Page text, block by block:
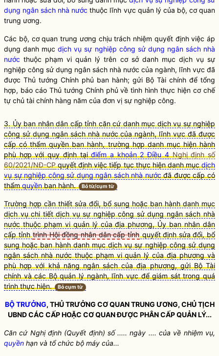
dụng ngân sách nhà nước thuộc lĩnh vực quản lý của bộ, cơ quan
trung ương.
Các bộ, cơ quan trung ương chịu trách nhiệm quyết định việc áp
dụng danh mụcdịch vụ sự nghiệp công sử dụng ngân sách nhà
nước thuộc phạm vi quản lý trên cơ sở danh mục dịch vụ sự
nghiệp công sử dụng ngân sách nhà nước của ngành, lĩnh vực đã
được Thủ tướng Chính phủ ban hành; gửi Bộ Tài chính để tổng
hợp, báo cáo Thủ tướng Chính phủ về tình hình thực hiện cơ chế
tự chủ tài chính hàng năm của đơn vị sự nghiệp công.
3. Ủy ban nhân dân cấp tỉnh căn cứ danh mục dịch vụ sự nghiệp
công sử dụng ngân sách nhà nước của ngành, lĩnh vực đã được
cấp có thẩm quyền ban hành, trường hợp danh mục hiện hành
phù hợp với quy định tạiđiểm a khoản 2 Điều 4 Nghị định số
60/2021/NĐ-CP quyết định việc tiếp tục thực hiện danh mụcdịch
vụ sự nghiệp công sử dụng ngân sách nhà nướcđã được cấp có
thẩmquyềnban hành. Bỏ từ/cụm từ
Trường hợp cần thiết sửađổi, bổ sung hoặc ban hành danh mục
dịch vụ chi tiết dịch vụ sự nghiệp công sử dụng ngân sách nhà
nước thuộc phạm vi quản lý của địa phương, Ủy ban nhân dân
cấp tỉnhtrình Hội đồng nhân dân cấp tỉnhquyết định sửa đổi, bổ
sung hoặc ban hành danh mục dịch vụ sự nghiệp công sử dụng
ngân sách nhà nước thuộc phạm vi quản lý của địa phương và
phù hợp với khả năng ngân sách của địa phương, gửi Bộ Tài
chính và các Bộ quản lý ngành, lĩnh vực đểgiám sát trong quá
trình thực hiện.
Bỏ cụm từ
BỘ TRƯỞNG, THỦ TRƯỞNG CƠ QUAN TRUNG ƯƠNG, CHỦ TỊCH
UBND CÁC CẤP HOẶC CƠ QUAN ĐƯỢC PHÂN CẤP QUẢN LÝ...
Căn cứ Nghị định (Quyết định) số..... ngày .... của về nhiệm vụ,
quyền hạn và tổ chức bộ máy của...